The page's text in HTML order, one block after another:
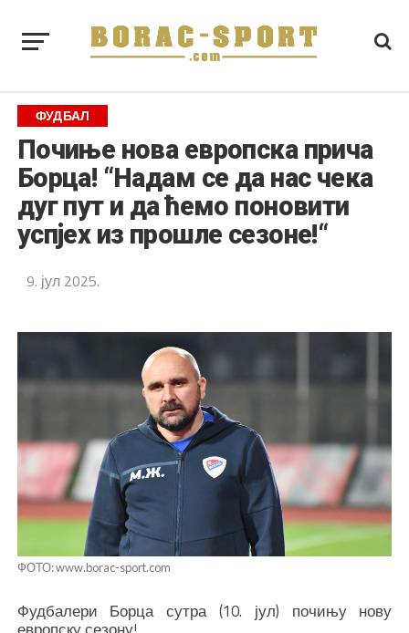
ФУДБАЛ
Почиње нова европска прича
Борца! “Надам се да нас чека
дуг пут и да ћемо поновити
успјех из прошле сезоне!“
9. јул 2025.
ФОТО: www.borac-sport.com
Фудбалери Борца сутра (10. јул) почињу нову